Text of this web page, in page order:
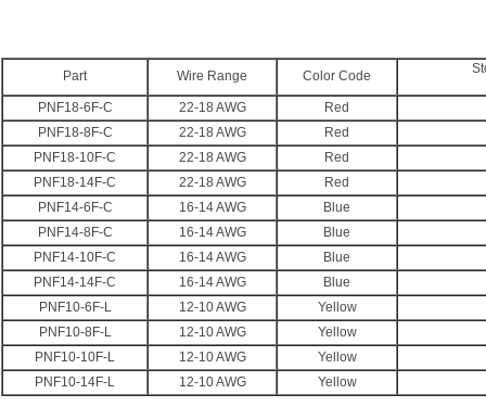
Part Wire Range Color Code
PNF18-6F-C 22-18 AWG
Red
PNF18-8F-C
22-18 AWG
Red
PNF18-10F-C
22-18 AWG
Red
PNF18-14F-C
22-18 AWG
Red
PNF14-6F-C
16-14 AWG
Blue
PNF14-8F-C
16-14 AWG
Blue
PNF14-10F-C
16-14 AWG
Blue
PNF14-14F-C
16-14 AWG
Blue
PNF10-6F-L
12-10 AWG
Yellow
PNF10-8F-L
12-10 AWG
Yellow
PNF10-10F-L
12-10 AWG
Yellow
PNF10-14F-L
12-10 AWG Yellow